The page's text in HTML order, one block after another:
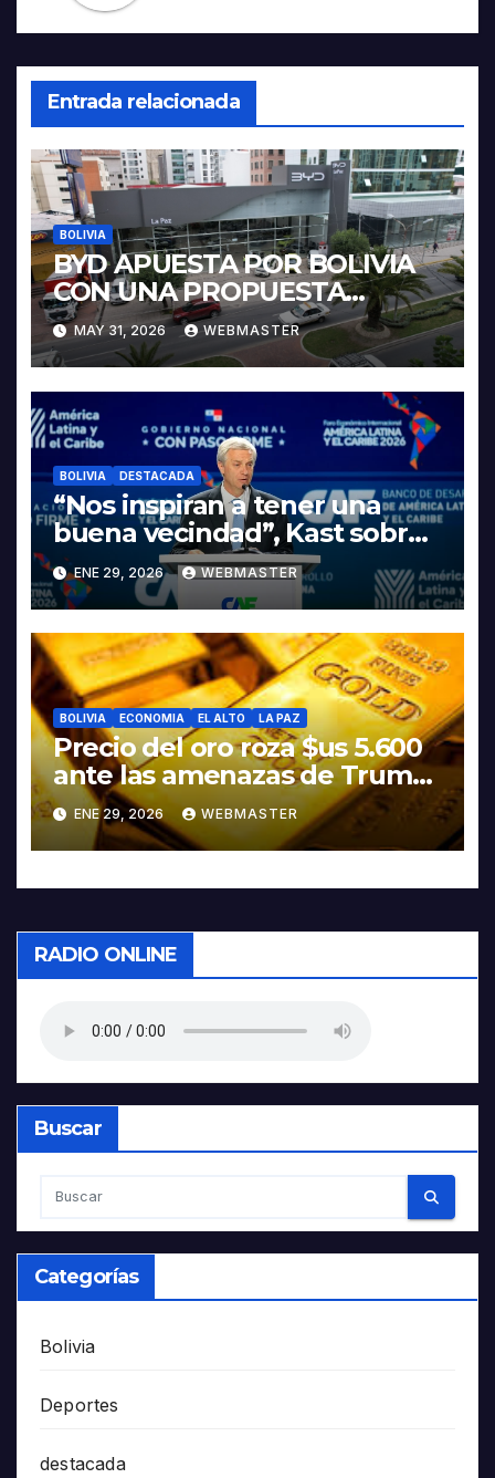
Entrada relacionada
BOLIVIA
BYD APUESTA POR BOLIVIA
CON UNA PROPUESTA
INTEGRAL PARA IMPULSAR
LA ELECTROMOVILIDAD Y LA
INDUSTRIALIZACIÓN DEL
LITIO
MAY 31, 2026 WEBMASTER
BOLIVIA DESTACADA
“Nos inspiran a tener una
buena vecindad”, Kast sobre
discurso del presidente
Rodrigo Paz
ENE 29, 2026 WEBMASTER
BOLIVIA ECONOMIA EL ALTO LA PAZ
Precio del oro roza $us 5.600
ante las amenazas de Trump
contra Irán
ENE 29, 2026 WEBMASTER
RADIO ONLINE
Buscar
Categorías
Bolivia
Deportes
destacada